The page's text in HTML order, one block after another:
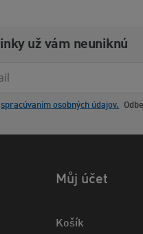
už vám neuniknú
spracúvaním osobných údajov.
Můj účet
Košík